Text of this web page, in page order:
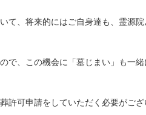
て、将来的にはご自身達も、霊源
で、この機会に「墓じまい」も一
可申請をしていただく必要がござ